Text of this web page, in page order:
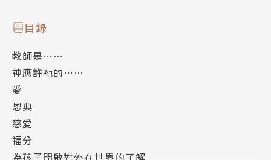
目錄
教師是……
神應許祂的……
愛
恩典
慈愛
福分
為孩子開啟對外在世界的了解